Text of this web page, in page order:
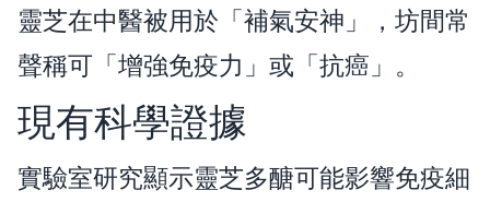
靈芝在中醫被用於「補氣安神」，坊間常
聲稱可「增強免疫力」或「抗癌」。
現有科學證據
實驗室研究顯示靈芝多醣可能影響免疫細